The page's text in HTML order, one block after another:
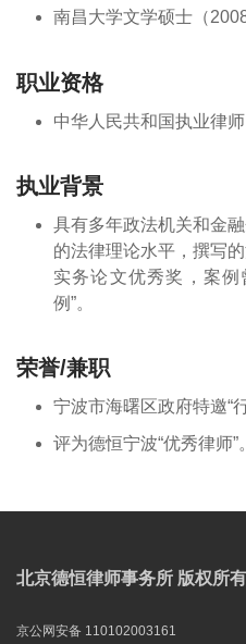
南昌大学文学硕士（2008
职业资格
中华人民共和国执业律师
执业背景
具有多年政法机关和金
的法律理论水平，撰写
实务论文优秀奖，案例
例”。
荣誉/兼职
宁波市海曙区政府特邀“
评为德恒宁波“优秀律师”。
北京德恒律师事务所 版权所有
京公网安备 110102003161